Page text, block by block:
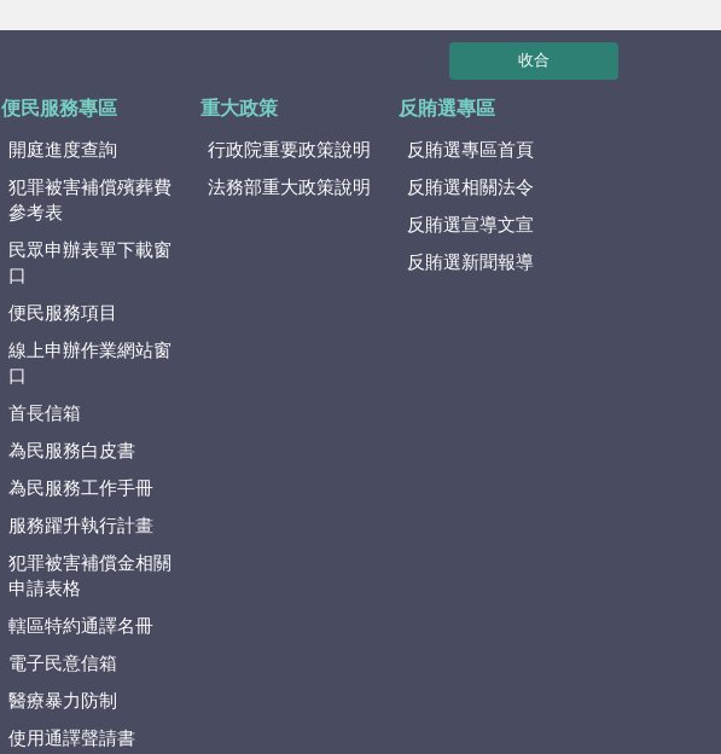
收合
便民服務專區
開庭進度查詢
犯罪被害補償殯葬費
參考表
民眾申辦表單下載窗
口
便民服務項目
線上申辦作業網站窗
口
首長信箱
為民服務白皮書
為民服務工作手冊
服務躍升執行計畫
犯罪被害補償金相關
申請表格
轄區特約通譯名冊
電子民意信箱
醫療暴力防制
使用通譯聲請書
重大政策
行政院重要政策說明
法務部重大政策說明
反賄選專區
反賄選專區首頁
反賄選相關法令
反賄選宣導文宣
反賄選新聞報導